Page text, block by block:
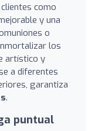
como
y una
o
los
artístico y
a diferentes
garantiza
.
puntual